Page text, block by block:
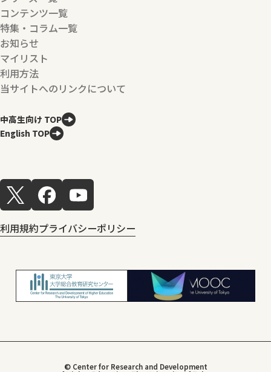
コンテンツ一覧
特集・コラム一覧
お知らせ
マイリスト
利用方法
当サイトへのリンクについて
中高生向け TOP
English TOP
利用規約プライバシーポリシー
© Center for Research and Development